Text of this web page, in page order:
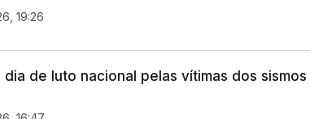
19:26
de luto nacional pelas vítimas dos sismos